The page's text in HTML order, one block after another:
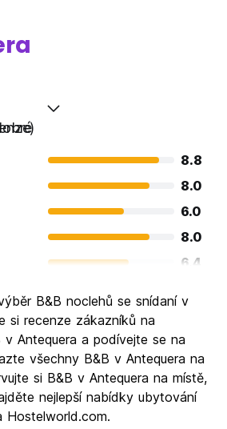
8.8
8.0
6.0
8.0
6.4
6.4
8.4
B&B noclehů se snídaní v
si recenze zákazníků na
Antequera a podívejte se na
všechny B&B v Antequera na
si B&B v Antequera na místě,
nejlepší nabídky ubytování
Hostelworld.com.